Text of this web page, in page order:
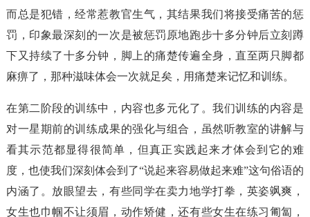
而总是犯错，经常惹教官生气，其结果我们将接受痛苦的惩
罚，印象最深刻的一次是被惩罚原地跑步十多分钟后立刻蹲
下又持续了十多分钟，脚上的痛楚传遍全身，直至两只脚都
麻痹了，那种滋味体会一次就足矣，用痛楚来记忆和训练。
在第二阶段的训练中，内容也多元化了。我们训练的内容是
对一星期前的训练成果的强化与组合，虽然听教室的讲解与
看其示范都显得很简单，但真正实践起来才体会到它的难
度，也使我们深刻体会到了“说起来容易做起来难”这句俗语的
内涵了。放眼望去，有些同学在卖力地学打拳，英姿飒爽，
女生也巾帼不让须眉，动作矫健，还有些女生在练习匍匐，